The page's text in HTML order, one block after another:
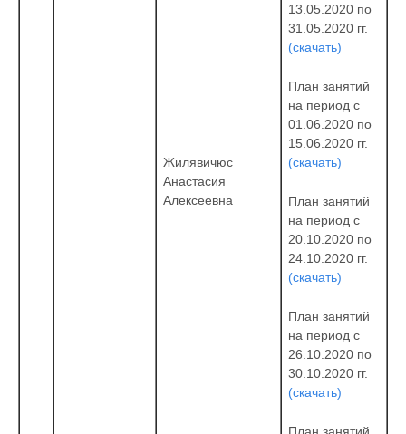
Жилявичюс
Анастасия
Алексеевна
13.05.2020 по
31.05.2020 гг.
(скачать)
План занятий
на период с
01.06.2020 по
15.06.2020 гг.
(скачать)
План занятий
на период с
20.10.2020 по
24.10.2020 гг.
(скачать)
План занятий
на период с
26.10.2020 по
30.10.2020 гг.
(скачать)